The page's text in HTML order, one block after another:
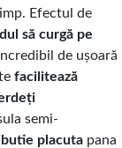
. Efectul de
să curgă pe
de ușoară
facilitează
semi-
placuta pana